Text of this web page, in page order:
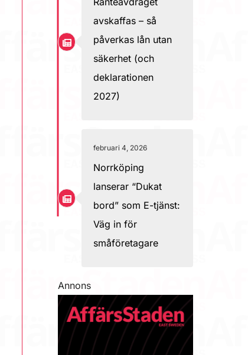
avskaffas – så
påverkas lån utan
säkerhet (och
deklarationen
2027)
februari 4, 2026
Norrköping
lanserar “Dukat
bord” som E-tjänst:
Väg in för
småföretagare
Annons